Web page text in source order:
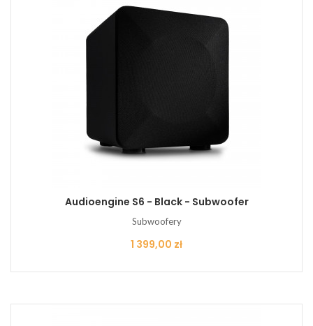
Audioengine S6 - Black - Subwoofer
Subwoofery
Cena
1 399,00 zł